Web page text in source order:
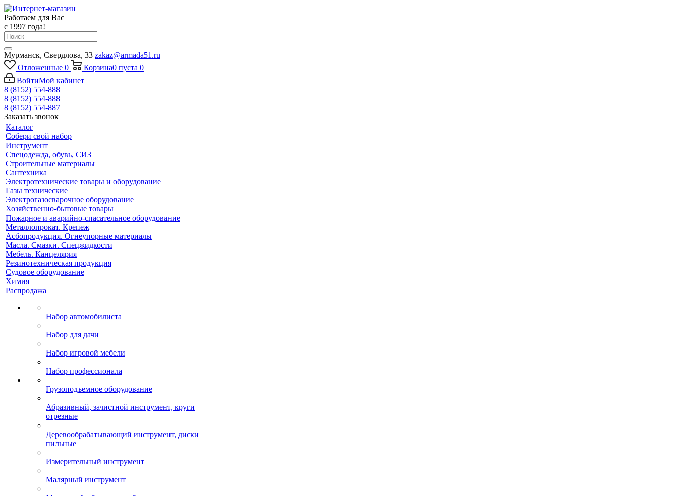
Работаем для Вас
с 1997 года!
Мурманск, Свердлова, 33 zakaz@armada51.ru
Отложенные 0 Корзина0 пуста 0
ВойтиМой кабинет
8 (8152) 554-888
8 (8152) 554-888
8 (8152) 554-887
Заказать звонок
Каталог
Собери свой набор
Инструмент
Спецодежда, обувь, СИЗ
Строительные материалы
Сантехника
Электротехнические товары и оборудование
Газы технические
Электрогазосварочное оборудование
Хозяйственно-бытовые товары
Пожарное и аварийно-спасательное оборудование
Металлопрокат. Крепеж
Асбопродукция. Огнеупорные материалы
Масла. Смазки. Спецжидкости
Мебель. Канцелярия
Резинотехническая продукция
Судовое оборудование
Химия
Распродажа
Набор автомобилиста
Набор для дачи
Набор игровой мебели
Набор профессионала
Грузоподъемное оборудование
Абразивный, зачистной инструмент, круги
отрезные
Деревообрабатывающий инструмент, диски
пильные
Измерительный инструмент
Малярный инструмент